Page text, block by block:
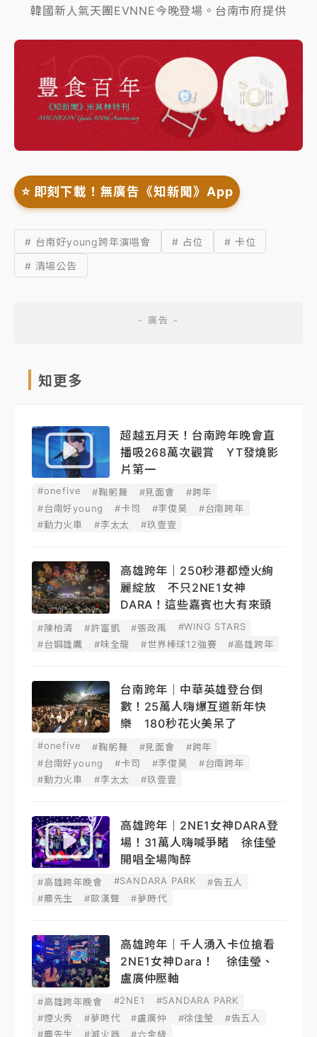
韓國新人氣天團EVNNE今晚登場。台南市府提供
⭐️ 即刻下載！無廣告《知新聞》App
# 台南好young跨年演唱會 # 占位
# 卡位
# 清場公告
知更多
超越五月天！台南跨年晚會直
播吸268萬次觀賞 YT發燒影
片第一
#onefive #鞠躬舞 #見面會
#跨年
#台南好young
#卡司 #李俊昊
#台南跨年
#動力火車
#李太太 #玖壹壹
高雄跨年｜250秒港都煙火絢
麗綻放 不只2NE1女神
DARA！這些嘉賓也大有來頭
#陳柏清 #許富凱 #張政禹
#WING STARS
#台鋼雄鷹
#味全龍 #世界棒球12強賽 #高雄跨年
台南跨年｜中華英雄登台倒
數！25萬人嗨爆互道新年快
樂 180秒花火美呆了
#onefive #鞠躬舞 #見面會
#跨年
#台南好young
#卡司 #李俊昊
#台南跨年
#動力火車
#李太太 #玖壹壹
高雄跨年｜2NE1女神DARA登
場！31萬人嗨喊爭睹 徐佳瑩
開唱全場陶醉
#高雄跨年晚會 #SANDARA PARK
#告五人
#麋先生
#歐漢聲 #夢時代
高雄跨年｜千人湧入卡位搶看
2NE1女神Dara！ 徐佳瑩、
盧廣仲壓軸
#高雄跨年晚會 #2NE1
#SANDARA PARK
#煙火秀
#夢時代 #盧廣仲 #徐佳瑩
#告五人
#麋先生
#滅火器 #六金級